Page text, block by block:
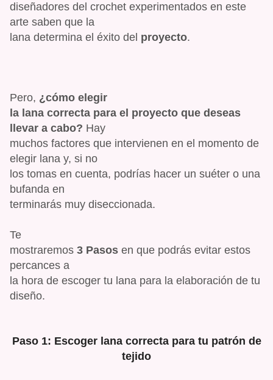
diseñadores del crochet experimentados en este
arte saben que la
lana determina el éxito del proyecto.
Pero, ¿cómo elegir
la lana correcta para el proyecto que deseas
llevar a cabo? Hay
muchos factores que intervienen en el momento de
elegir lana y, si no
los tomas en cuenta, podrías hacer un suéter o una
bufanda en
terminarás muy diseccionada.
Te
mostraremos 3 Pasos en que podrás evitar estos
percances a
la hora de escoger tu lana para la elaboración de tu
diseño.
Paso 1: Escoger lana correcta para tu patrón de
tejido